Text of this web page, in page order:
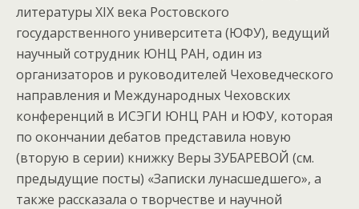
литературы XIX века Ростовского
государственного университета (ЮФУ), ведущий
научный сотрудник ЮНЦ РАН, один из
организаторов и руководителей Чеховедческого
направления и Международных Чеховских
конференций в ИСЭГИ ЮНЦ РАН и ЮФУ, которая
по окончании дебатов представила новую
(вторую в серии) книжку Веры ЗУБАРЕВОЙ (см.
предыдущие посты) «Записки лунасшедшего», а
также рассказала о творчестве и научной